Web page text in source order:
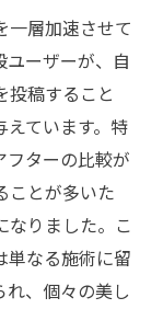
一層加速させて
ユーザーが、自
投稿すること
ています。特
ターの比較が
ことが多いた
なりました。こ
単なる施術に留
れ、個々の美し